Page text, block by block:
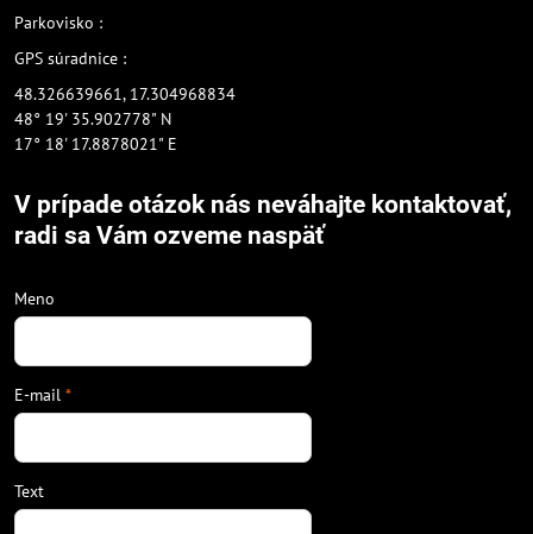
Parkovisko :
GPS súradnice :
48.326639661, 17.304968834
48° 19' 35.902778" N
17° 18' 17.8878021" E
V prípade otázok nás neváhajte kontaktovať,
radi sa Vám ozveme naspäť
Meno
E-mail *
Text